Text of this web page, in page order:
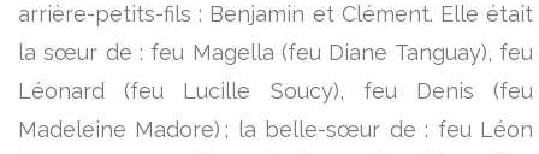
arrière-petits-fils : Benjamin et Clément. Elle était
la sœur de : feu Magella (feu Diane Tanguay), feu
Léonard (feu Lucille Soucy), feu Denis (feu
Madeleine Madore) ; la belle-sœur de : feu Léon